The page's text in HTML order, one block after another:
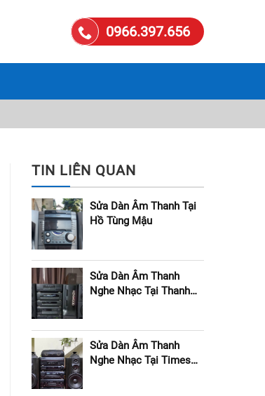
0966.397.656
TIN LIÊN QUAN
Sửa Dàn Âm Thanh Tại
Hồ Tùng Mậu
Sửa Dàn Âm Thanh
Nghe Nhạc Tại Thanh
Sửa Dàn Âm Thanh
Nghe Nhạc Tại Times